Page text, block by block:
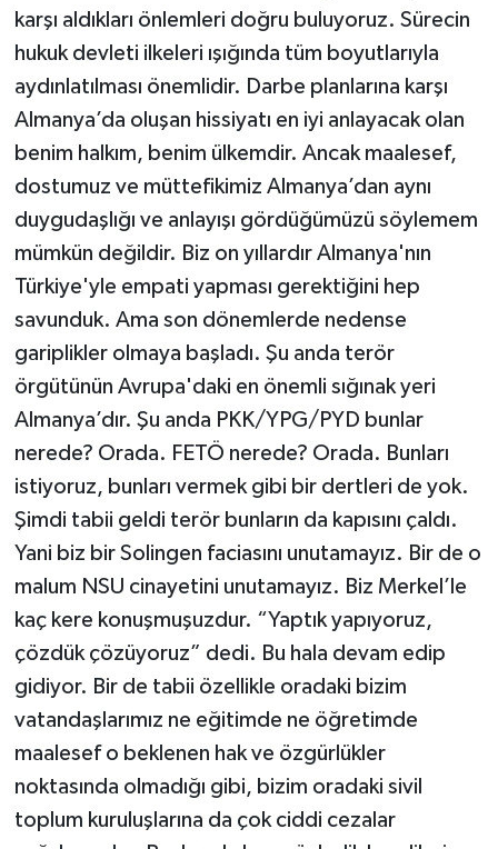
karşı aldıkları önlemleri doğru buluyoruz. Sürecin
hukuk devleti ilkeleri ışığında tüm boyutlarıyla
aydınlatılması önemlidir. Darbe planlarına karşı
Almanya’da oluşan hissiyatı en iyi anlayacak olan
benim halkım, benim ülkemdir. Ancak maalesef,
dostumuz ve müttefikimiz Almanya’dan aynı
duygudaşlığı ve anlayışı gördüğümüzü söylemem
mümkün değildir. Biz on yıllardır Almanya'nın
Türkiye'yle empati yapması gerektiğini hep
savunduk. Ama son dönemlerde nedense
gariplikler olmaya başladı. Şu anda terör
örgütünün Avrupa'daki en önemli sığınak yeri
Almanya’dır. Şu anda PKK/YPG/PYD bunlar
nerede? Orada. FETÖ nerede? Orada. Bunları
istiyoruz, bunları vermek gibi bir dertleri de yok.
Şimdi tabii geldi terör bunların da kapısını çaldı.
Yani biz bir Solingen faciasını unutamayız. Bir de o
malum NSU cinayetini unutamayız. Biz Merkel’le
kaç kere konuşmuşuzdur. “Yaptık yapıyoruz,
çözdük çözüyoruz” dedi. Bu hala devam edip
gidiyor. Bir de tabii özellikle oradaki bizim
vatandaşlarımız ne eğitimde ne öğretimde
maalesef o beklenen hak ve özgürlükler
noktasında olmadığı gibi, bizim oradaki sivil
toplum kuruluşlarına da çok ciddi cezalar